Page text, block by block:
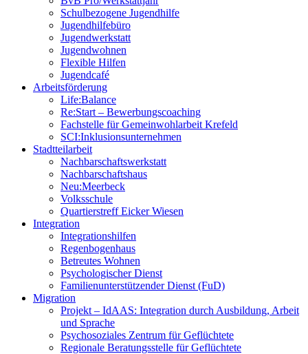
Schulbezogene Jugendhilfe
Jugendhilfebüro
Jugendwerkstatt
Jugendwohnen
Flexible Hilfen
Jugendcafé
Arbeitsförderung
Life:Balance
Re:Start – Bewerbungscoaching
Fachstelle für Gemeinwohlarbeit Krefeld
SCI:Inklusionsunternehmen
Stadtteilarbeit
Nachbarschaftswerkstatt
Nachbarschaftshaus
Neu:Meerbeck
Volksschule
Quartierstreff Eicker Wiesen
Integration
Integrationshilfen
Regenbogenhaus
Betreutes Wohnen
Psychologischer Dienst
Familienunterstützender Dienst (FuD)
Migration
Projekt – IdAAS: Integration durch Ausbildung, Arbeit
und Sprache
Psychosoziales Zentrum für Geflüchtete
Regionale Beratungsstelle für Geflüchtete